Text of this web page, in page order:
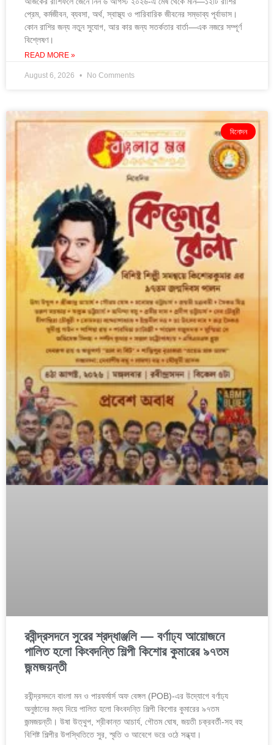
প্রেম, কর্মজীবন, ব্যবসা, অর্থ, স্বাস্থ্য ও পারিবারিক জীবনের সম্ভাব্য পূর্বাভাস।
কোন রাশির জন্য নতুন সুযোগ, আর কার জন্য সতর্কতার বার্তা—এক নজরে সম্পূর্ণ
বিশ্লেষণ।
READ MORE »
August 6, 2026 No Comments
বিনোদন
রবীন্দ্রসদনে সুরের শ্রদ্ধাঞ্জলি — বর্ণাঢ্য আয়োজনে
পালিত হলো কিংবদন্তি শিল্পী কিশোর কুমারের ৯৭তম
জন্মজয়ন্তী
রবীন্দ্রসদনে বাংলা মন ও পারফর্মার্স অফ বেঙ্গল (POB)-এর উদ্যোগে বর্ণাঢ্য
অনুষ্ঠানের মধ্য দিয়ে পালিত হলো কিংবদন্তি শিল্পী কিশোর কুমারের ৯৭তম
জন্মজয়ন্তী। উষা উত্থুপ, শ্রীকান্ত আচার্য, গৌতম ঘোষ, জয়তী চক্রবর্তী-সহ বহু
বিশিষ্ট শিল্পীর উপস্থিতিতে সুর, স্মৃতি ও আবেগে ভরে ওঠে সন্ধ্যা।